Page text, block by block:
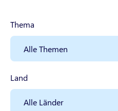
Thema
Land